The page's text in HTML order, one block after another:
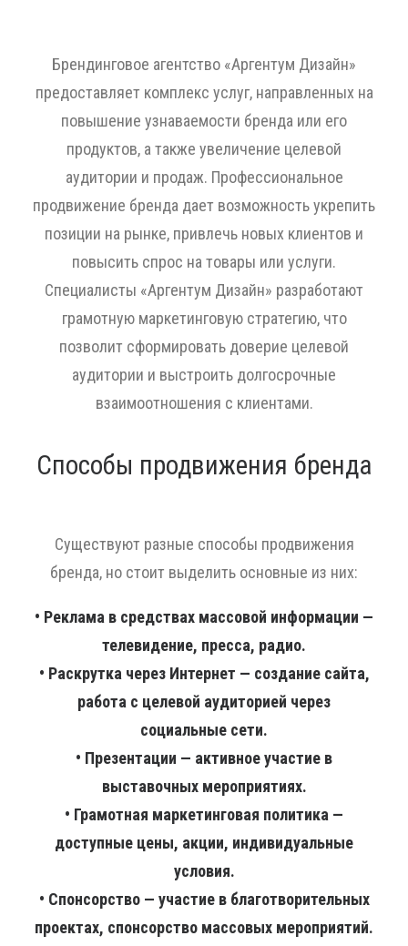
Брендинговое агентство «Аргентум Дизайн»
предоставляет комплекс услуг, направленных на
повышение узнаваемости бренда или его
продуктов, а также увеличение целевой
аудитории и продаж. Профессиональное
продвижение бренда дает возможность укрепить
позиции на рынке, привлечь новых клиентов и
повысить спрос на товары или услуги.
Специалисты «Аргентум Дизайн» разработают
грамотную маркетинговую стратегию, что
позволит сформировать доверие целевой
аудитории и выстроить долгосрочные
взаимоотношения с клиентами.
Способы продвижения бренда
Существуют разные способы продвижения
бренда, но стоит выделить основные из них:
• Реклама в средствах массовой информации —
телевидение, пресса, радио.
• Раскрутка через Интернет — создание сайта,
работа с целевой аудиторией через
социальные сети.
• Презентации — активное участие в
выставочных мероприятиях.
• Грамотная маркетинговая политика —
доступные цены, акции, индивидуальные
условия.
• Спонсорство — участие в благотворительных
проектах, спонсорство массовых мероприятий.